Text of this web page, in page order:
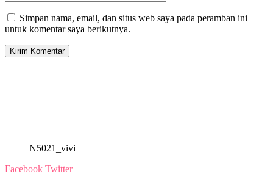
Simpan nama, email, dan situs web saya pada peramban ini
untuk komentar saya berikutnya.
N5021_vivi
Facebook Twitter